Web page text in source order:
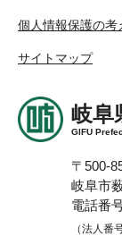
個人情報保護の考
サイトマップ
岐阜
GIFU
〒500-
岐阜市
電話番
（法人番